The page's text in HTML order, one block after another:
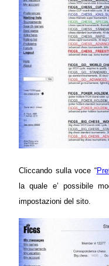
Cliccando sulla voce “
la quale e’ possibile
impostazioni del sito.